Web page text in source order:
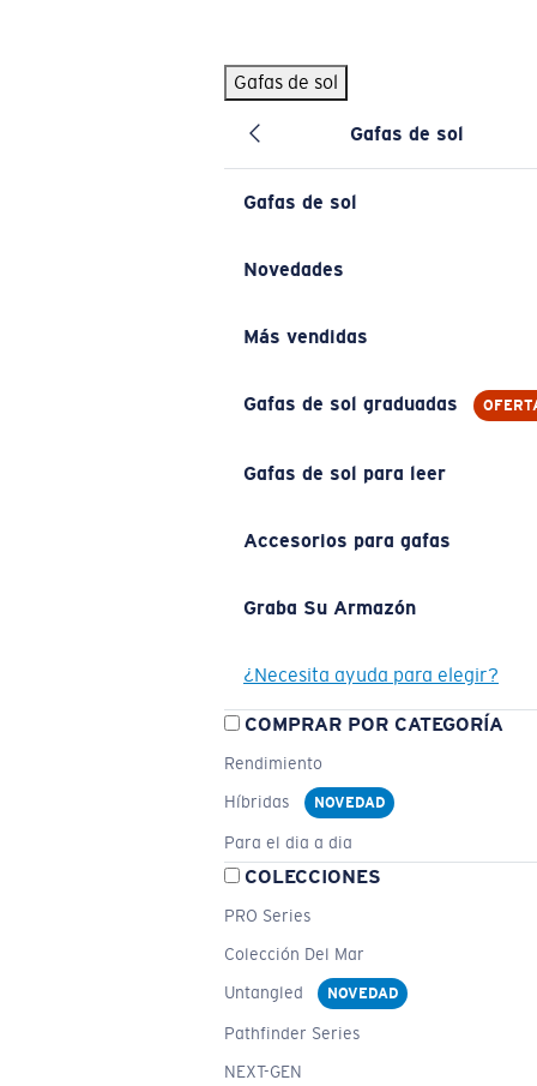
Gafas de sol
Gafas de sol
Gafas de sol
Novedades
Más vendidas
Gafas de sol graduadas
Gafas de sol para leer
Accesorios para gafas
Graba Su Armazón
¿Necesita ayuda para elegir?
COMPRAR POR CATEGORÍA
Rendimiento
Híbridas
NOVEDAD
Para el dia a dia
COLECCIONES
PRO Series
Colección Del Mar
Untangled
NOVEDAD
Pathfinder Series
NEXT-GEN
BÚSQUEDAS POPULARES
Pilothouse PRO Limited Edition Pack Exclusivo
Gafas de sol personalizadas
Los más vendidos de gafas de sol